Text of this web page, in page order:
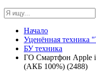
Начало
Уценённая техника
БУ техника
ГО Смартфон Apple
(АКБ 100%) (2488)